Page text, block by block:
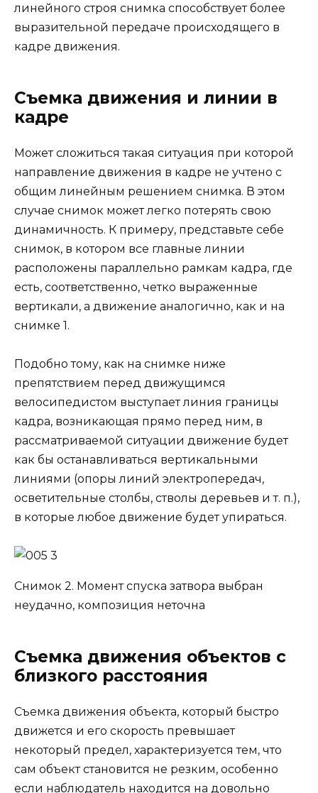
линейного строя снимка способствует более
выразительной передаче происходящего в
кадре движения.
Съемка движения и линии в
кадре
Может сложиться такая ситуация при которой
направление движения в кадре не учтено с
общим линейным решением снимка. В этом
случае снимок может легко потерять свою
динамичность. К примеру, представьте себе
снимок, в котором все главные линии
расположены параллельно рамкам кадра, где
есть, соответственно, четко выраженные
вертикали, а движение аналогично, как и на
снимке 1.
Подобно тому, как на снимке ниже
препятствием перед движущимся
велосипедистом выступает линия границы
кадра, возникающая прямо перед ним, в
рассматриваемой ситуации движение будет
как бы останавливаться вертикальными
линиями (опоры линий электропередач,
осветительные столбы, стволы деревьев и т. п.),
в которые любое движение будет упираться.
Снимок 2. Момент спуска затвора выбран
неудачно, композиция неточна
Съемка движения объектов с
близкого расстояния
Съемка движения объекта, который быстро
движется и его скорость превышает
некоторый предел, характеризуется тем, что
сам объект становится не резким, особенно
если наблюдатель находится на довольно